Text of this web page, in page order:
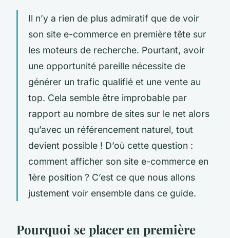
Il n’y a rien de plus admiratif que de voir
son site e-commerce en première tête sur
les moteurs de recherche. Pourtant, avoir
une opportunité pareille nécessite de
générer un trafic qualifié et une vente au
top. Cela semble être improbable par
rapport au nombre de sites sur le net alors
qu’avec un référencement naturel, tout
devient possible ! D’où cette question :
comment afficher son site e-commerce en
1ère position ? C’est ce que nous allons
justement voir ensemble dans ce guide.
Pourquoi se placer en première